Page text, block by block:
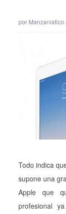
por Manzaniatico
Todo indica
supone una
Apple que
profesional